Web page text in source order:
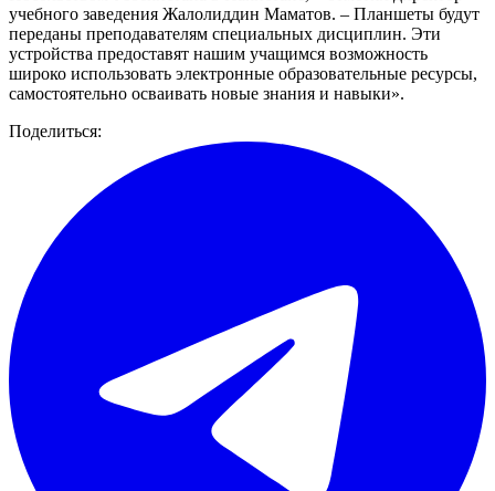
учебного заведения Жалолиддин Маматов. – Планшеты будут
переданы преподавателям специальных дисциплин. Эти
устройства предоставят нашим учащимся возможность
широко использовать электронные образовательные ресурсы,
самостоятельно осваивать новые знания и навыки».
Поделиться: